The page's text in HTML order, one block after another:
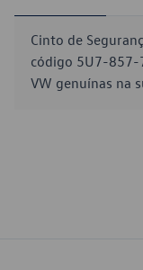
Cinto de
código 5U7-857-
VW genuínas na